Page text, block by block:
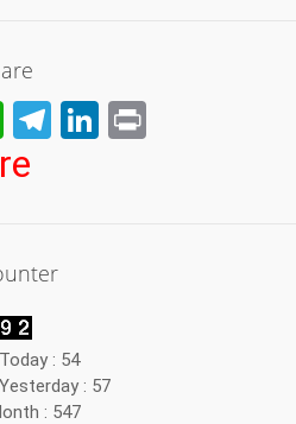
WhatsApp
Telegram
LinkedIn
: 54
: 57
: 547